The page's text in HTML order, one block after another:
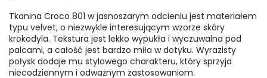
Tkanina Croco 801 w jasnoszarym odcieniu jest materiałem
typu velvet, o niezwykle interesującym wzorze skóry
krokodyla. Tekstura jest lekko wypukła i wyczuwalna pod
palcami, a całość jest bardzo miła w dotyku. Wyrazisty
połysk dodaje mu stylowego charakteru, który sprzyja
niecodziennym i odważnym zastosowaniom.